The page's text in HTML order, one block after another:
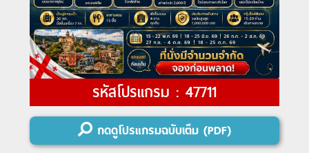
รหัสโปรแกรม : 47711
กดดูโปรแกรมฉบับเต็ม (PDF)